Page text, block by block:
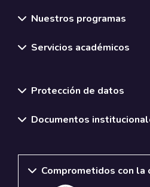
Nuestros programas
Servicios académicos
Protección de datos
Documentos
Comprometidos con la